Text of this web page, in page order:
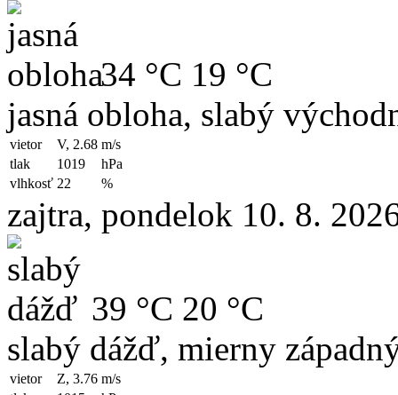
34 °C 19 °C
jasná obloha, slabý
vietor V, 2.68 m/s
tlak
1019
hPa
vlhkosť 22 %
zajtra, pondelok 10. 8.
39 °C 20 °C
slabý dážď, mierny
vietor Z, 3.76 m/s